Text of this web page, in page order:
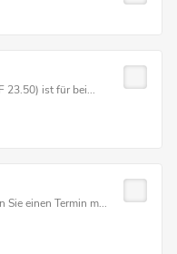
23.50) ist für bei...
Sie einen Termin m...